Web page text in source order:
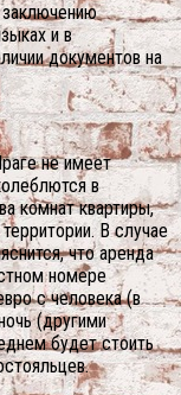
и в
документов на
не имеет
в
комнат квартиры,
В случае
что аренда
номере
с человека (в
(другими
будет стоить